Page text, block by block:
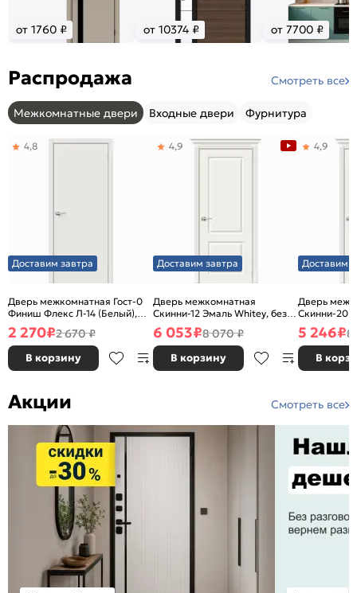
от 1760 ₽ от 10374 ₽ от 7700 ₽
Распродажа Смотреть все
Межкомнатные двери Входные двери Фурнитура
Доставим завтра
Дверь межкомнатная Гост-0
Финиш Флекс Л-14 (Белый),
глухая, каркасно-щитовая
4,8
2 270₽2 670 ₽
В корзину
Доставим завтра
Дверь межкомнатная
Скинни-12 Эмаль Whitey, без
декора, глухая, без стекла,
без кромки, скиновая
4,9
6 053₽8 070 ₽
В корзину
Доставим
Дверь
Скинни-20
декора,
без кромки,
4,9
5 246₽8
В
Акции Смотреть все